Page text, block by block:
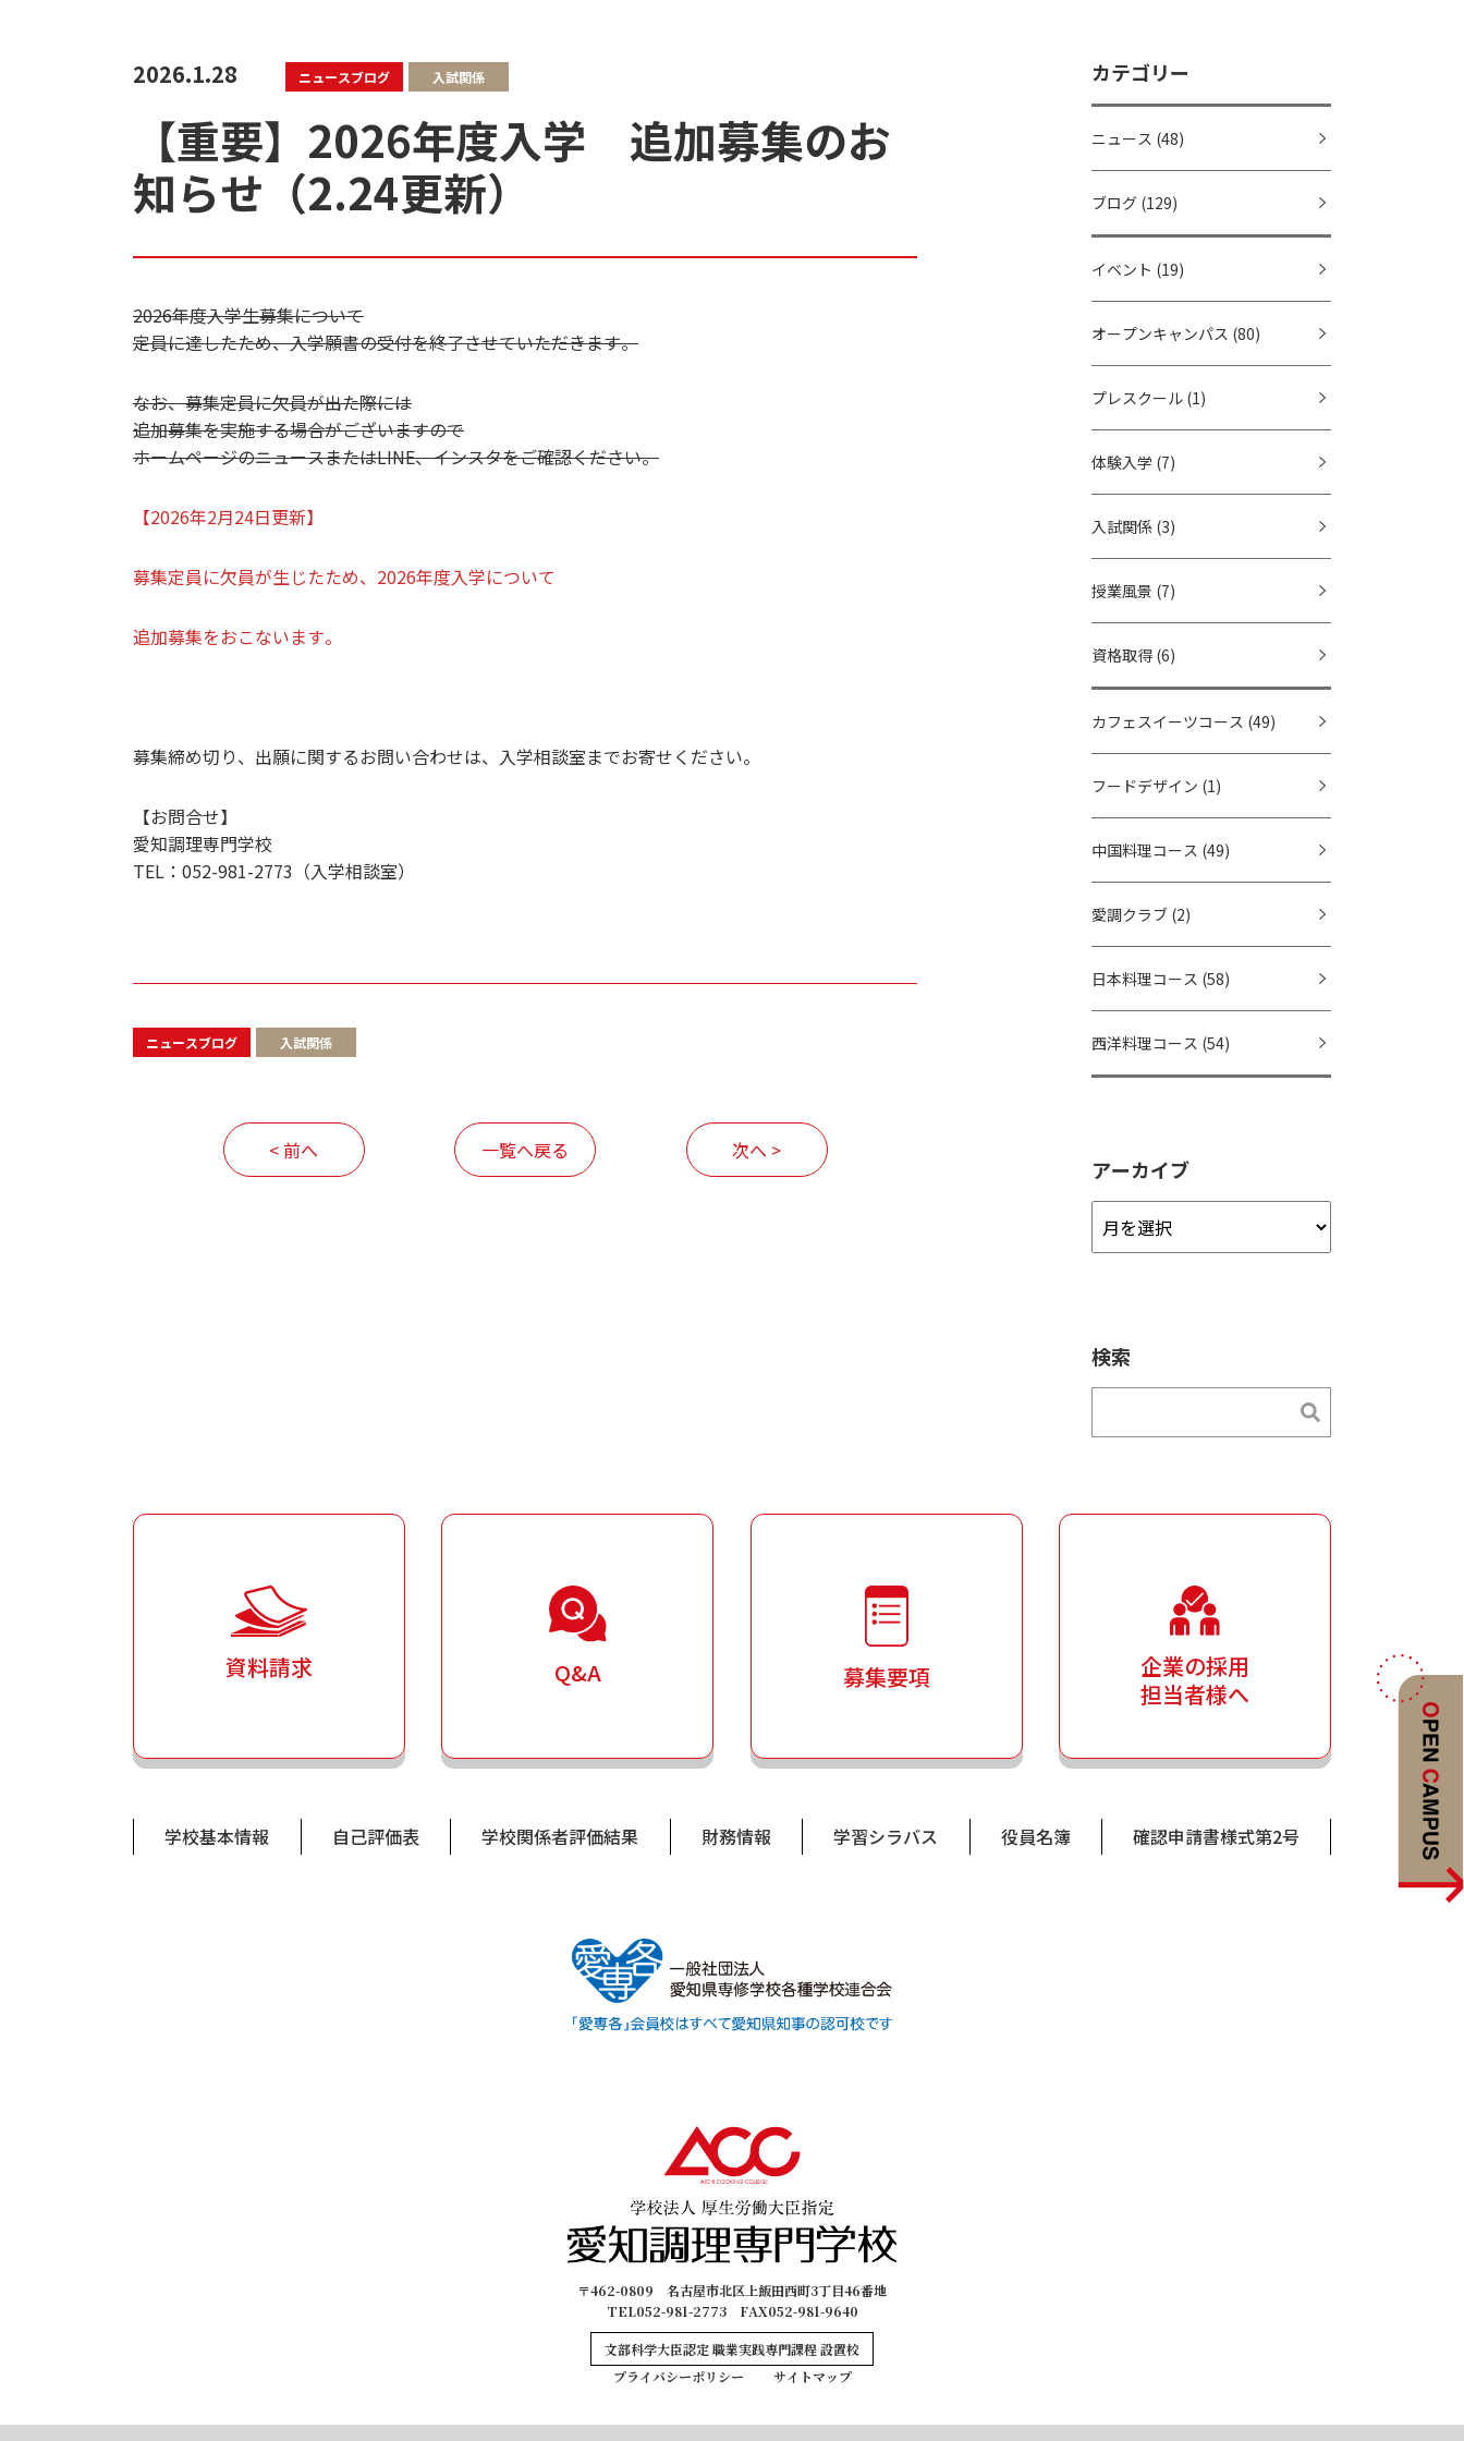
2026.1.28 ニュースブログ 入試関係
【重要】2026年度入学 追加募集のお
知らせ（2.24更新）
2026年度入学生募集について
定員に達したため、入学願書の受付を終了させていただきます。
なお、募集定員に欠員が出た際には
追加募集を実施する場合がございますので
ホームページのニュースまたはLINE、インスタをご確認ください。
【2026年2月24日更新】
募集定員に欠員が生じたため、2026年度入学について
追加募集をおこないます。
募集締め切り、出願に関するお問い合わせは、入学相談室までお寄せください。
【お問合せ】
愛知調理専門学校
TEL：052-981-2773（入学相談室）
ニュースブログ 入試関係
< 前へ 一覧へ戻る 次へ >
カテゴリー
ニュース (48)
ブログ (129)
イベント (19)
オープンキャンパス (80)
プレスクール (1)
体験入学 (7)
入試関係 (3)
授業風景 (7)
資格取得 (6)
カフェスイーツコース (49)
フードデザイン (1)
中国料理コース (49)
愛調クラブ (2)
日本料理コース (58)
西洋料理コース (54)
アーカイブ
ー
検索
検索
資料請求 Q&A 募集要項
企業の採用
担当者様へ
学校基本情報 自己評価表 学校関係者評価結果 財務情報 学習シラバス 役員名簿 確認申請書様式第2号
〒462-0809 名古屋市北区上飯田西町3丁目46番地
TEL052-981-2773 FAX052-981-9640
文部科学大臣認定 職業実践専門課程 設置校
プライバシーポリシー
サイトマップ